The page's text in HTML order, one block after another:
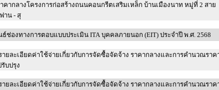
คากลางโครงการก่อสร้างถนนคอนกรีตเสริมเหล็ก บ้านเมืองนาท หมู่ที่ 2 สาย
าน - สุ
ช่องทางการตอบแบบประเมิน ITA บุคคลภายนอก (EIT) ประจำปี พ.ศ. 2568
ายละเอียดค่าใช้จ่ายเกี่ยวกับการจัดซื้อจัดจ้าง ราคากลางและการคำนวณราค
บปรุง
ายละเอียดค่าใช้จ่ายเกี่ยวกับการจัดซื้อจัดจ้าง ราคากลางและการคำนวณราค